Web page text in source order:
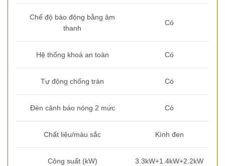
Chế độ báo động bằng âm
thanh
Có
Hệ thống khoá an toàn Có
Tự động chống tràn Có
Đèn cảnh báo nóng 2 mức Có
Chất liệu/màu sắc Kính đen
Công suất (kW) 3.3kW+1.4kW+2.2kW